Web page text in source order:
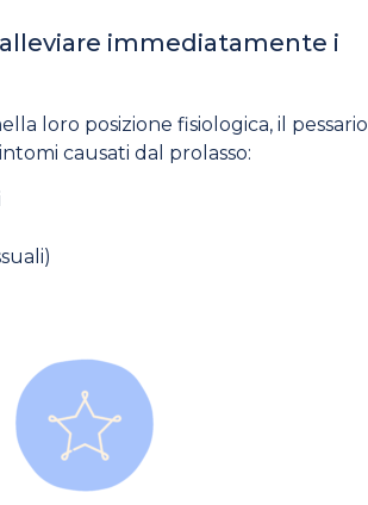
immediatamente i
loro posizione fisiologica, il pessario
causati dal prolasso: